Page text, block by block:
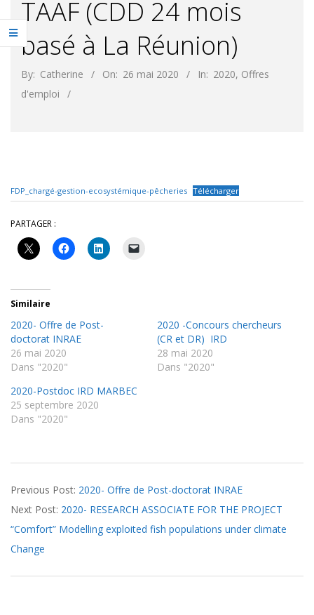
TAAF (CDD 24 mois
basé à La Réunion)
By: Catherine On: 26 mai 2020 In: 2020, Offres
d'emploi
FDP_chargé-gestion-ecosystémique-pêcheries Télécharger
PARTAGER :
Similaire
2020- Offre de Post-
doctorat INRAE
26 mai 2020
Dans "2020"
2020 -Concours chercheurs
(CR et DR) IRD
28 mai 2020
Dans "2020"
2020-Postdoc IRD MARBEC
25 septembre 2020
Dans "2020"
05-
26
Previous Post: 2020- Offre de Post-doctorat INRAE
Next Post: 2020- RESEARCH ASSOCIATE FOR THE PROJECT
“Comfort” Modelling exploited fish populations under climate
Change